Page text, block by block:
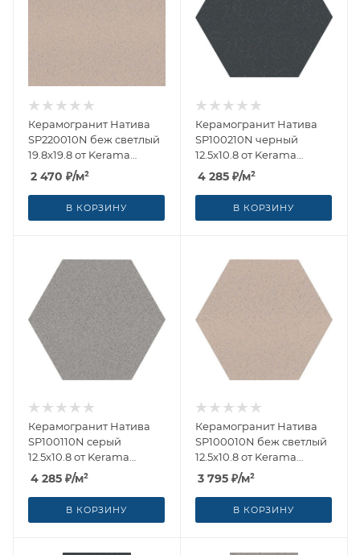
Керамогранит Натива
SP220010N беж светлый
19.8x19.8 от Kerama
Marazzi (Россия)
2 470 ₽/м²
В КОРЗИНУ
Керамогранит Натива
SP100210N черный
12.5x10.8 от Kerama
Marazzi (Россия)
4 285 ₽/м²
В КОРЗИНУ
Керамогранит Натива
SP100110N серый
12.5x10.8 от Kerama
Marazzi (Россия)
4 285 ₽/м²
В КОРЗИНУ
Керамогранит Натива
SP100010N беж светлый
12.5x10.8 от Kerama
Marazzi (Россия)
3 795 ₽/м²
В КОРЗИНУ